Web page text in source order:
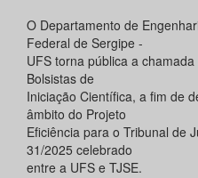
O Departamento de
Federal de Sergipe -
UFS torna pública a
Bolsistas de
Iniciação Científica, a fim de
âmbito do Projeto
Eficiência para o Tribunal de
31/2025 celebrado
entre a UFS e TJSE.